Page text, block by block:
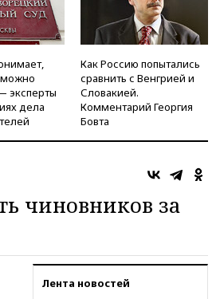
можно
эксперты
дела
Как Россию попытались
сравнить с Венгрией и
Словакией.
Комментарий Георгия
Бовта
чиновников за
Лента новостей